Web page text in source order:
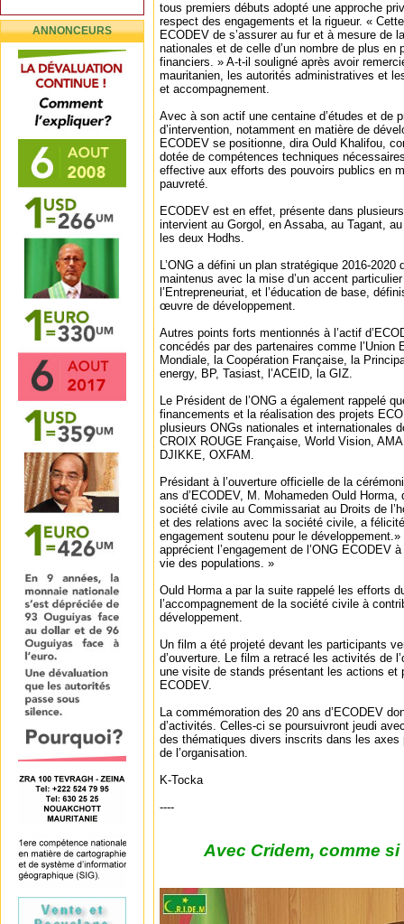
ANNONCEURS
tous premiers débuts adopté une approche
respect des engagements et la rigueur. «
ECODEV de s’assurer au fur et à mesure de
nationales et de celle d’un nombre de plus en
financiers. » A-t-il souligné après avoir
mauritanien, les autorités administratives et
et accompagnement.
Avec à son actif une centaine d’études et de
d’intervention, notamment en matière de
ECODEV se positionne, dira Ould Khalifou,
dotée de compétences techniques
effective aux efforts des pouvoirs publics en
pauvreté.
ECODEV est en effet, présente dans
intervient au Gorgol, en Assaba, au Tagant,
les deux Hodhs.
L’ONG a défini un plan stratégique 2016-
maintenus avec la mise d’un accent
l’Entrepreneuriat, et l’éducation de base,
œuvre de développement.
Autres points forts mentionnés à l’actif
concédés par des partenaires comme l’Union
Mondiale, la Coopération Française, la
energy, BP, Tasiast, l’ACEID, la GIZ.
Le Président de l’ONG a également rappelé
financements et la réalisation des projets
plusieurs ONGs nationales et internationales
CROIX ROUGE Française, World Vision,
DJIKKE, OXFAM.
Présidant à l’ouverture officielle de la
ans d’ECODEV, M. Mohameden Ould
société civile au Commissariat au Droits de
et des relations avec la société civile, a
engagement soutenu pour le
apprécient l’engagement de l’ONG ECODEV
vie des populations. »
Ould Horma a par la suite rappelé les efforts
l’accompagnement de la société civile à
développement.
Un film a été projeté devant les participants
d’ouverture. Le film a retracé les activités de
une visite de stands présentant les actions et
ECODEV.
La commémoration des 20 ans d’ECODEV
d’activités. Celles-ci se poursuivront jeudi
des thématiques divers inscrits dans les axes
de l’organisation.
K-Tocka
----
Avec Cridem, comme